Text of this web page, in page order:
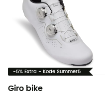
-5% Extra - Kode Summer5
Giro bike